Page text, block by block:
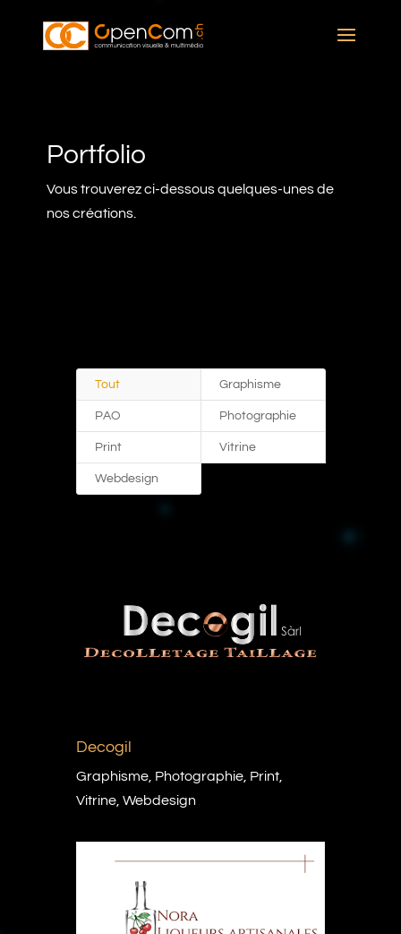
Portfolio
Vous trouverez ci-dessous quelques-unes de
nos créations.
Tout Graphisme
PAO Photographie
Print Vitrine
Webdesign
Decogil
Graphisme, Photographie, Print,
Vitrine, Webdesign